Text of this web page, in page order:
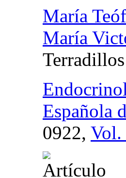
María
María
Española
0922, Vol.